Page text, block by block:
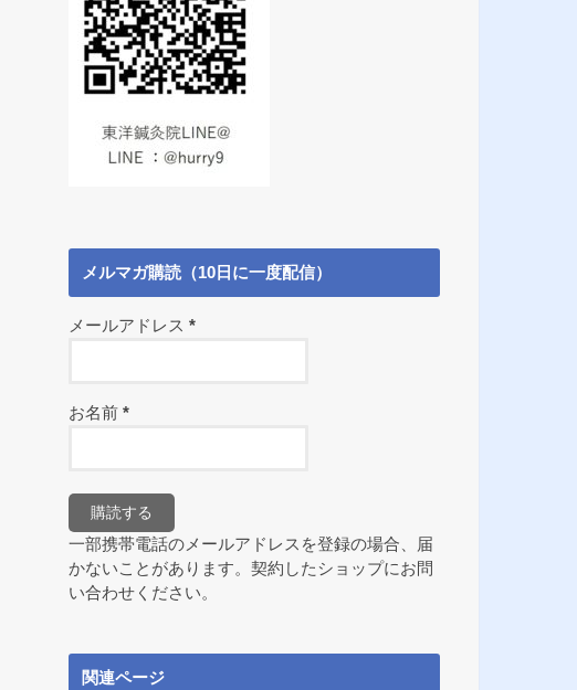
メルマガ購読（10日に一度配信）
メールアドレス *
お名前 *
一部携帯電話のメールアドレスを登録の場合、届
かないことがあります。契約したショップにお問
い合わせください。
関連ページ